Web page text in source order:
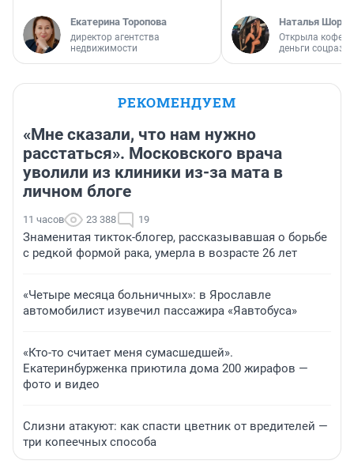
Екатерина Торопова
директор агентства
недвижимости
Наталья
Открыла
деньги
РЕКОМЕНДУЕМ
«Мне сказали, что нам нужно
расстаться». Московского врача
уволили из клиники из-за мата в
личном блоге
11 часов 23 388 19
Знаменитая тикток-блогер, рассказывавшая о борьбе
с редкой формой рака, умерла в возрасте 26 лет
«Четыре месяца больничных»: в Ярославле
автомобилист изувечил пассажира «Яавтобуса»
«Кто-то считает меня сумасшедшей».
Екатеринбурженка приютила дома 200 жирафов —
фото и видео
Слизни атакуют: как спасти цветник от вредителей —
три копеечных способа